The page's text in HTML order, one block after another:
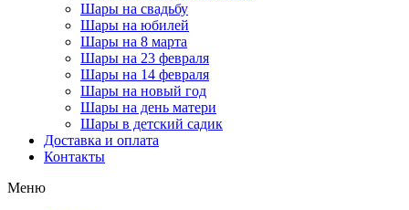
Шары на свадьбу
Шары на юбилей
Шары на 8 марта
Шары на 23 февраля
Шары на 14 февраля
Шары на новый год
Шары на день матери
Шары в детский садик
Доставка и оплата
Контакты
Меню